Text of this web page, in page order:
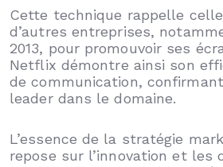
Cette technique rappelle
d’autres entreprises,
2013, pour promouvoir ses
Netflix démontre ainsi son
de communication,
leader dans le domaine.
L’essence de la stratégie
repose sur l’innovation et les